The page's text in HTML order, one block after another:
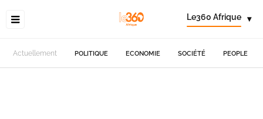
Le360 Afrique ▾
Actuellement POLITIQUE ECONOMIE SOCIÉTÉ PEOPLE